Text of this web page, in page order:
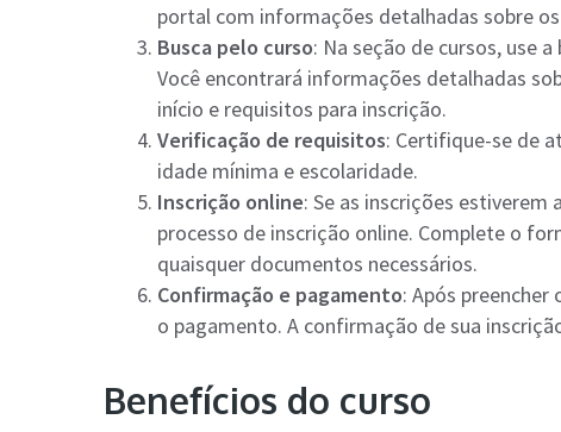
portal com informações detalhadas sobre
Busca pelo curso: Na seção de cursos, use
Você encontrará informações detalhadas
início e requisitos para inscrição.
Verificação de requisitos: Certifique-se de
idade mínima e escolaridade.
Inscrição online: Se as inscrições estiverem
processo de inscrição online. Complete o
quaisquer documentos necessários.
Confirmação e pagamento: Após
o pagamento. A confirmação de sua
Benefícios do curso